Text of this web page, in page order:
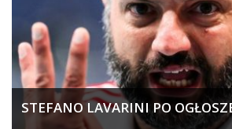
STEFANO LAVARINI PO